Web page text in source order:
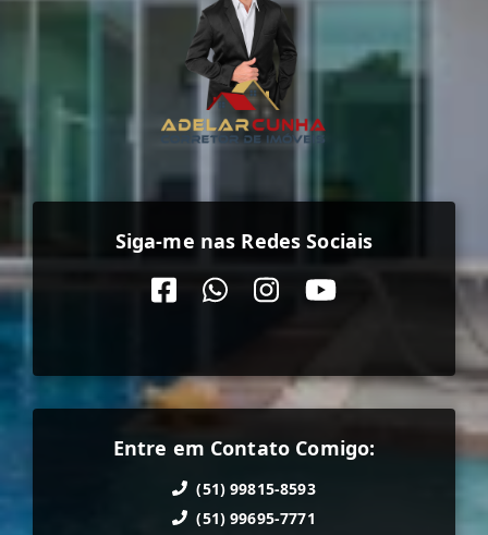
Siga-me nas Redes Sociais
Entre em Contato Comigo:
(51) 99815-8593
(51) 99695-7771